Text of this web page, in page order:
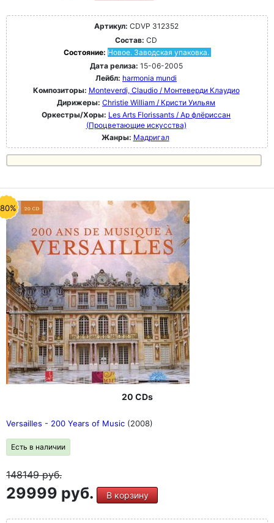
Артикул: CDVP 312352
Состав: CD
Состояние: Новое. Заводская упаковка.
Дата релиза: 15-06-2005
Лейбл: harmonia mundi
Композиторы: Monteverdi, Claudio / Монтеверди Клаудио
Дирижеры: Christie William / Кристи Уильям
Оркестры/Хоры: Les Arts Florissants / Ар флёриссан
(Процветающие искусства)
Жанры: Мадригал
20 CDs
Versailles - 200 Years of Music (2008)
Есть в наличии
148149руб.
29999 руб. В корзину